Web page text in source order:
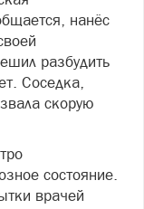
нанёс
разбудить
Соседка,
скорую
состояние.
врачей